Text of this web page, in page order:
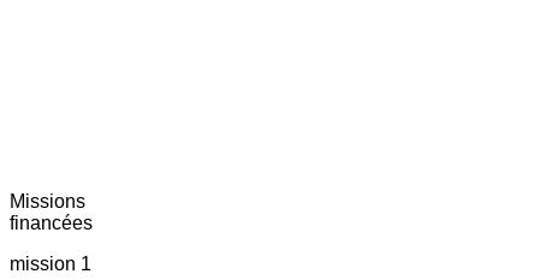
Missions
financées
mission 1